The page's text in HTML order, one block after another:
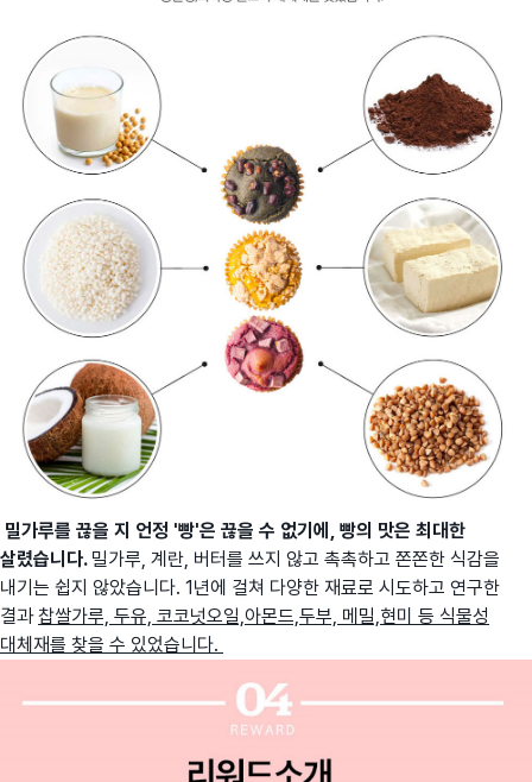
밀가루를 끊을 지 언정 '빵'은 끊을 수 없기에, 빵의 맛은 최대한
살렸습니다. 밀가루, 계란, 버터를 쓰지 않고 촉촉하고 쫀쫀한 식감을
내기는 쉽지 않았습니다. 1년에 걸쳐 다양한 재료로 시도하고 연구한
결과찹쌀가루, 두유, 코코넛오일,아몬드,두부, 메밀,현미 등 식물성
대체재를 찾을 수 있었습니다.